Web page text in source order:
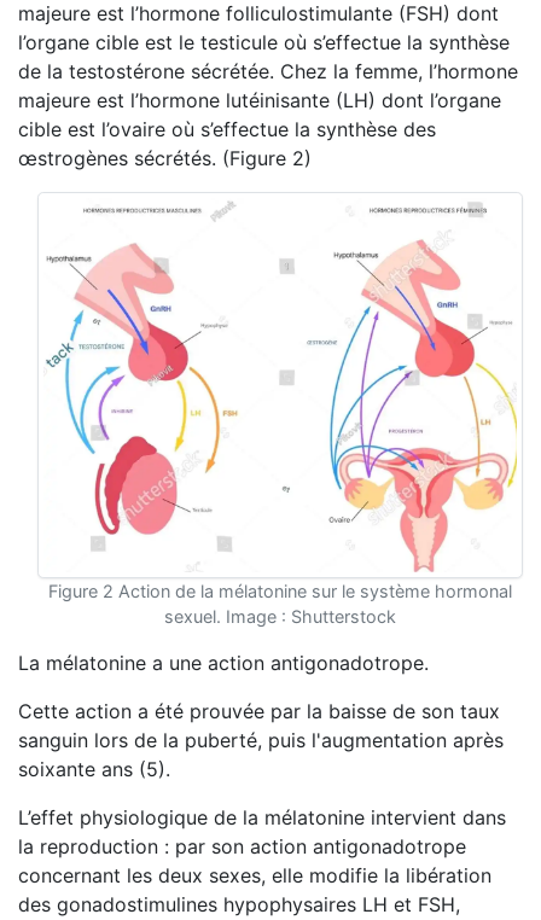
majeure est l’hormone folliculostimulante (FSH) dont
l’organe cible est le testicule où s’effectue la synthèse
de la testostérone sécrétée. Chez la femme, l’hormone
majeure est l’hormone lutéinisante (LH) dont l’organe
cible est l’ovaire où s’effectue la synthèse des
œstrogènes sécrétés. (Figure 2)
Figure 2 Action de la mélatonine sur le système hormonal
sexuel. Image : Shutterstock
La mélatonine a une action antigonadotrope.
Cette action a été prouvée par la baisse de son taux
sanguin lors de la puberté, puis l'augmentation après
soixante ans (5).
L’effet physiologique de la mélatonine intervient dans
la reproduction : par son action antigonadotrope
concernant les deux sexes, elle modifie la libération
des gonadostimulines hypophysaires LH et FSH,